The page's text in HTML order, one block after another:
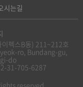
시는길
이펙스B동) 211~212호
ro, Bundang-gu,
do
31-705-6287